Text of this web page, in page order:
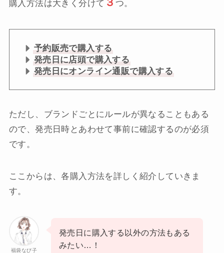
購入方法は大きく分けて ３ つ。
予約販売で購入する
発売日に店頭で購入する
発売日にオンライン通販で購入する
ただし、ブランドごとにルールが異なることもある
ので、発売日時とあわせて事前に確認するのが必須
です。
ここからは、各購入方法を詳しく紹介していきま
す。
福袋なび子
発売日に購入する以外の方法もある
みたい…！